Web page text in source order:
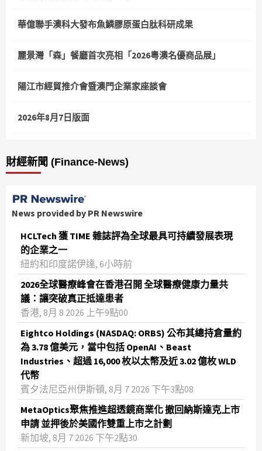
華億聯手澳科大發布魚鱗膠原蛋白肽科研成果
麗景灣「森」餐廳首次亮相「2026粵澳名優商品展」
陽江市經貿推介會暨澳門企業家座談會
2026年8月7日版面
財經新聞 (Finance-News)
News provided by PR Newswire
HCLTech 獲 TIME 雜誌評為全球最具可持續發展表現
的企業之一
紐約和印度諾伊達, 6小時前
2026全球醫療峰會在香港召開 全球醫療健康力量共
議：讓突破真正抵達患者
香港, 8月 8 2026 上午9點00
Eightco Holdings (NASDAQ: ORBS) 公布其總持倉量約
為 3.78 億美元，當中包括 OpenAI、Beast
Industries、超過 16,000 枚以太幣及近 3.02 億枚 WLD
代幣
賓夕法尼亞州伊斯頓, 8月 7 2026 下午3點08
MetaOptics聚焦推進超透鏡商業化 撤回納斯達克上市
申請 並押後於美國作雙重上市之計劃
新加坡, 8月 7 2026 下午2點30